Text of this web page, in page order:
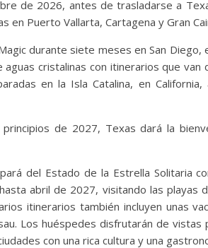
de 2026, antes de trasladarse a
en Puerto Vallarta, Cartagena y Gran
durante siete meses en San Diego,
aguas cristalinas con itinerarios que
en la Isla Catalina, en
de 2027, Texas dará la
del Estado de la Estrella Solitaria
abril de 2027, visitando las playas
itinerarios también incluyen unas
Los huéspedes disfrutarán de
con una rica cultura y una